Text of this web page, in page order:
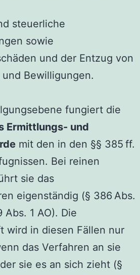
steuerliche
sowie
und der Entzug von
und Bewilligungen.
fungiert die
Ermittlungs- und
mit den in den §§ 385 ff.
Bei reinen
sie das
eigenständig (§ 386 Abs.
Abs. 1 AO). Die
wird in diesen Fällen nur
das Verfahren an sie
sie es an sich zieht (§